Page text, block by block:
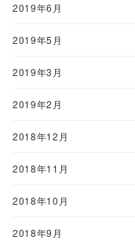
2019年6月
2019年5月
2019年3月
2019年2月
2018年12月
2018年11月
2018年10月
2018年9月